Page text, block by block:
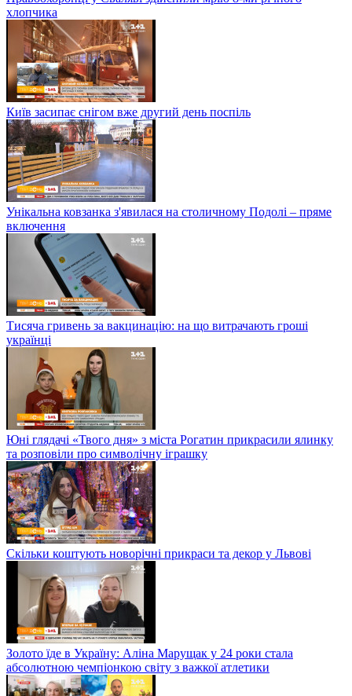
хлопчика
Київ засипає снігом вже другий день поспіль
Унікальна ковзанка з'явилася на столичному Подолі – пряме
включення
Тисяча гривень за вакцинацію: на що витрачають гроші
українці
Юні глядачі «Твого дня» з міста Рогатин прикрасили ялинку
та розповіли про символічну іграшку
Скільки коштують новорічні прикраси та декор у Львові
Золото їде в Україну: Аліна Марущак у 24 роки стала
абсолютною чемпіонкою світу з важкої атлетики